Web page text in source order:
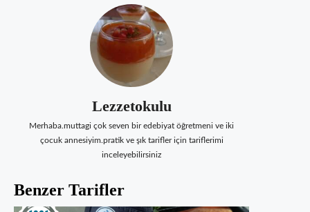
Lezzetokulu
Merhaba.muttagi çok seven bir edebiyat öğretmeni ve iki
çocuk annesiyim.pratik ve şık tarifler için tariflerimi
inceleyebilirsiniz
Benzer Tarifler